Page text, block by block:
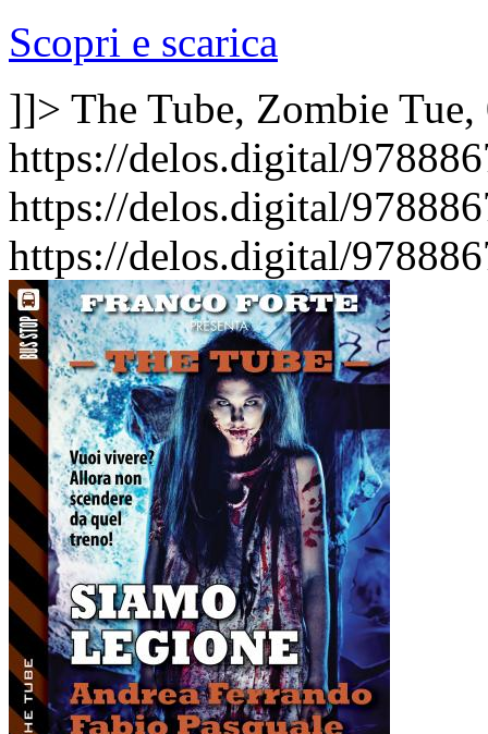
Scopri e scarica
]]> The Tube, Zombie Tue,
https://delos.digital/
https://delos.digital/
https://delos.digital/